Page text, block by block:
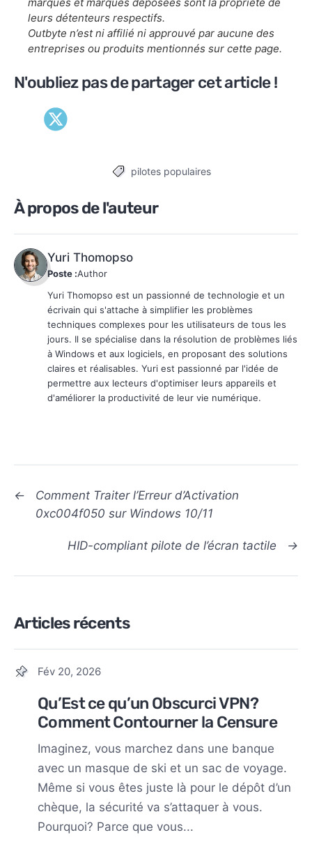
leurs détenteurs respectifs.
Outbyte n’est ni affilié ni approuvé par aucune des
entreprises ou produits mentionnés sur cette page.
N'oubliez pas de partager cet article !
Tagspilotes populaires
À propos de l'auteur
Yuri Thomopso
Poste :Author
Yuri Thomopso est un passionné de technologie et un
écrivain qui s'attache à simplifier les problèmes
techniques complexes pour les utilisateurs de tous les
jours. Il se spécialise dans la résolution de problèmes liés
à Windows et aux logiciels, en proposant des solutions
claires et réalisables. Yuri est passionné par l'idée de
permettre aux lecteurs d'optimiser leurs appareils et
d'améliorer la productivité de leur vie numérique.
←
Comment Traiter l’Erreur d’Activation
0xc004f050 sur Windows 10/11
→
HID-compliant pilote de l’écran tactile
Articles récents
Fév 20, 2026
Qu’Est ce qu’un Obscurci VPN?
Comment Contourner la Censure
Imaginez, vous marchez dans une banque
avec un masque de ski et un sac de voyage.
Même si vous êtes juste là pour le dépôt d’un
chèque, la sécurité va s’attaquer à vous.
Pourquoi? Parce que vous...